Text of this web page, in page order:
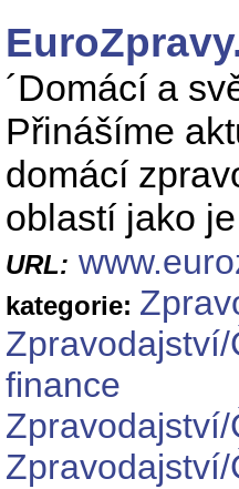
´Domácí a
Přinášíme
domácí
oblastí jako
URL:
kategorie:
finance